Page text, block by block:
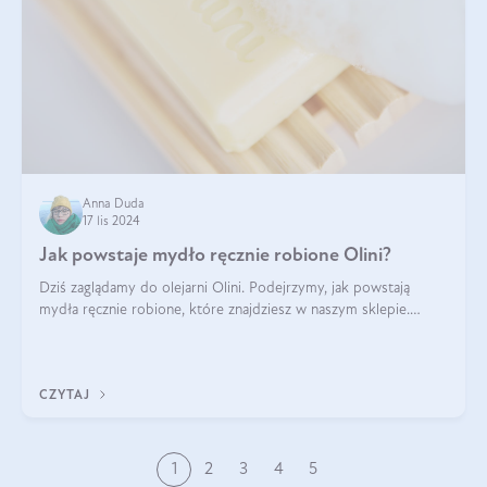
Anna Duda
17 lis 2024
Jak powstaje mydło ręcznie robione Olini?
Dziś zaglądamy do olejarni Olini. Podejrzymy, jak powstają
mydła ręcznie robione, które znajdziesz w naszym sklepie.
CZYTAJ
1 2 3 4 5